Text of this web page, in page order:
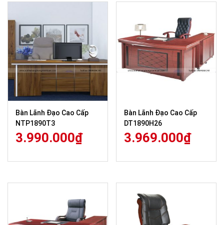
Bàn Lãnh Đạo Cao Cấp
NTP1890T3
3.990.000₫
Bàn Lãnh Đạo Cao Cấp
DT1890H26
3.969.000₫